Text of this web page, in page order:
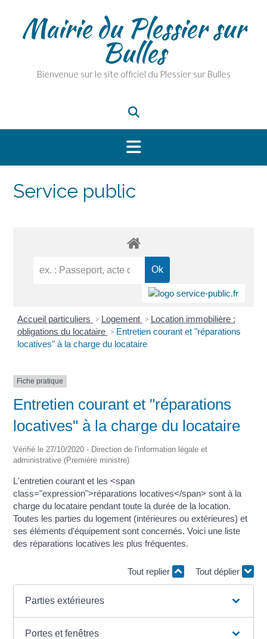
contentMairie du Plessier sur
Bulles
Bienvenue sur le site officiel du Plessier sur Bulles
Service public
Accueil particuliers > Logement > Location immobilière :
obligations du locataire > Entretien courant et "réparations
locatives" à la charge du locataire
Fiche pratique
Entretien courant et "réparations
locatives" à la charge du locataire
Vérifié le 27/10/2020 - Direction de l'information légale et
administrative (Première ministre)
L'entretien courant et les <span
class="expression">réparations locatives</span> sont à la
charge du locataire pendant toute la durée de la location.
Toutes les parties du logement (intérieures ou extérieures) et
ses éléments d'équipement sont concernés. Voici une liste
des réparations locatives les plus fréquentes.
Tout replier Tout déplier
Parties extérieures
Portes et fenêtres